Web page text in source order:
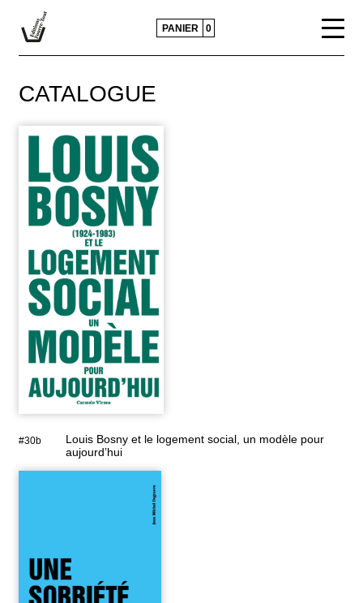
CATALOGUE
ACTUALITÉS
CONTACTS ET DIFFUSION
POLITIQUE ÉDITORIALE
PANIER 0
CATALOGUE
#30b
Louis Bosny et le logement social, un modèle pour
aujourd’hui